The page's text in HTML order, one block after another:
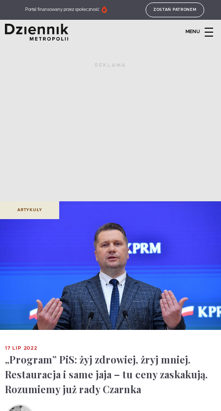
Portal finansowany przez społeczność ZOSTAŃ PATRONEM
MENU
REKLAMA
ARTYKUŁY
17 LIP 2022
„Program” PiS: żyj zdrowiej, żryj mniej.
Restauracja i same jaja – tu ceny zaskakują.
Rozumiemy już rady Czarnka